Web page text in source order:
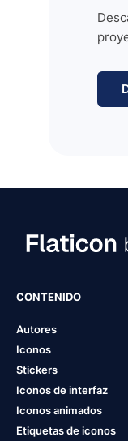
CONTENIDO
Autores
Iconos
Stickers
Iconos de interfaz
Iconos animados
Etiquetas de iconos